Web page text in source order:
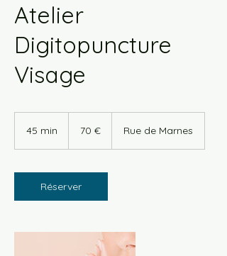
Atelier
Digitopuncture
Visage
45 min
i
n
70 € Rue de Marnes
Réserver